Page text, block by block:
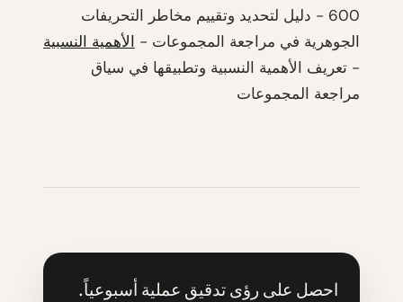
600 - دليل لتحديد وتقييم مخاطر التحريفات
الجوهرية في مراجعة المجموعات - الأهمية النسبية
- تعريف الأهمية النسبية وتطبيقها في سياق
مراجعة المجموعات
احصل على رؤى تدقيق عملية أسبوعياً.